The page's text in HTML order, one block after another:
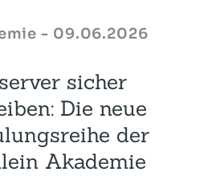
- 09.06.2026
sicher
Die neue
der
Akademie